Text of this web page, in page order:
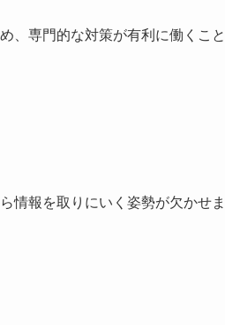
、専門的な対策が有利に働くこと
情報を取りにいく姿勢が欠かせま